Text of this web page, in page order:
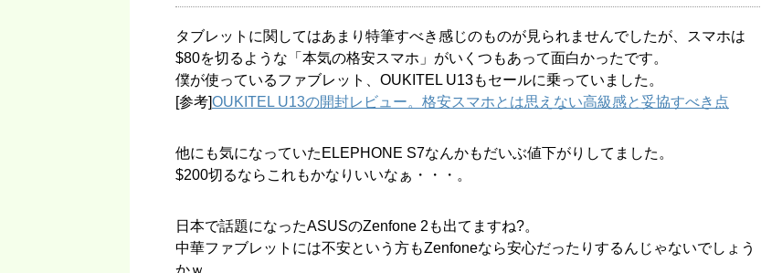
タブレットに関してはあまり特筆すべき感じのものが見られませんでしたが、スマホは
$80を切るような「本気の格安スマホ」がいくつもあって面白かったです。
僕が使っているファブレット、OUKITEL U13もセールに乗っていました。
[参考]OUKITEL U13の開封レビュー。格安スマホとは思えない高級感と妥協すべき点
他にも気になっていたELEPHONE S7なんかもだいぶ値下がりしてました。
$200切るならこれもかなりいいなぁ・・・。
日本で話題になったASUSのZenfone 2も出てますね?。
中華ファブレットには不安という方もZenfoneなら安心だったりするんじゃないでしょう
かｗ